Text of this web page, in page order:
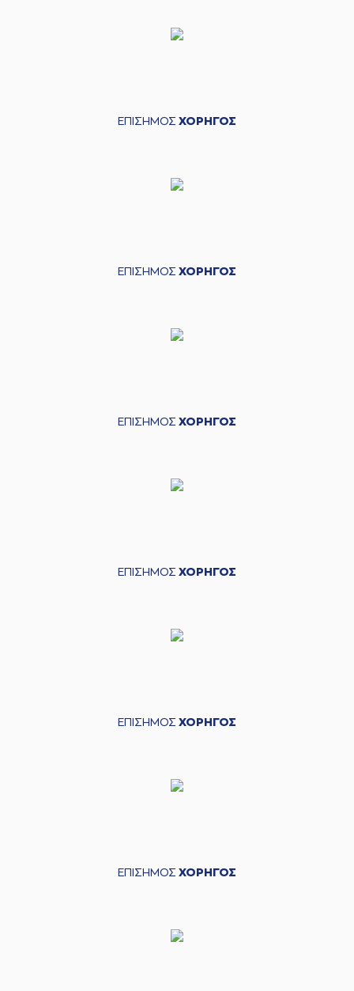
ΕΠΙΣΗΜΟΣ ΧΟΡΗΓΟΣ
ΕΠΙΣΗΜΟΣ ΧΟΡΗΓΟΣ
ΕΠΙΣΗΜΟΣ ΧΟΡΗΓΟΣ
ΕΠΙΣΗΜΟΣ ΧΟΡΗΓΟΣ
ΕΠΙΣΗΜΟΣ ΧΟΡΗΓΟΣ
ΕΠΙΣΗΜΟΣ ΧΟΡΗΓΟΣ